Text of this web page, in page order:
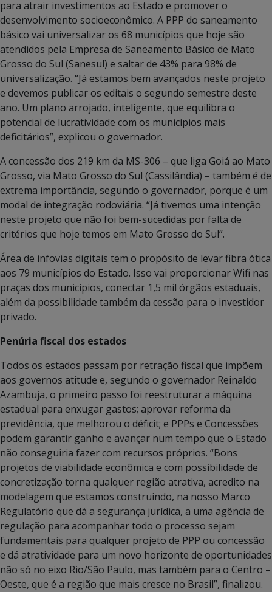
para atrair investimentos ao Estado e promover o
desenvolvimento socioeconômico. A PPP do saneamento
básico vai universalizar os 68 municípios que hoje são
atendidos pela Empresa de Saneamento Básico de Mato
Grosso do Sul (Sanesul) e saltar de 43% para 98% de
universalização. “Já estamos bem avançados neste projeto
e devemos publicar os editais o segundo semestre deste
ano. Um plano arrojado, inteligente, que equilibra o
potencial de lucratividade com os municípios mais
deficitários”, explicou o governador.
A concessão dos 219 km da MS-306 – que liga Goiá ao Mato
Grosso, via Mato Grosso do Sul (Cassilândia) – também é de
extrema importância, segundo o governador, porque é um
modal de integração rodoviária. “Já tivemos uma intenção
neste projeto que não foi bem-sucedidas por falta de
critérios que hoje temos em Mato Grosso do Sul”.
Área de infovias digitais tem o propósito de levar fibra ótica
aos 79 municípios do Estado. Isso vai proporcionar Wifi nas
praças dos municípios, conectar 1,5 mil órgãos estaduais,
além da possibilidade também da cessão para o investidor
privado.
Penúria fiscal dos estados
Todos os estados passam por retração fiscal que impõem
aos governos atitude e, segundo o governador Reinaldo
Azambuja, o primeiro passo foi reestruturar a máquina
estadual para enxugar gastos; aprovar reforma da
previdência, que melhorou o déficit; e PPPs e Concessões
podem garantir ganho e avançar num tempo que o Estado
não conseguiria fazer com recursos próprios. “Bons
projetos de viabilidade econômica e com possibilidade de
concretização torna qualquer região atrativa, acredito na
modelagem que estamos construindo, na nosso Marco
Regulatório que dá a segurança jurídica, a uma agência de
regulação para acompanhar todo o processo sejam
fundamentais para qualquer projeto de PPP ou concessão
e dá atratividade para um novo horizonte de oportunidades
não só no eixo Rio/São Paulo, mas também para o Centro –
Oeste, que é a região que mais cresce no Brasil”, finalizou.